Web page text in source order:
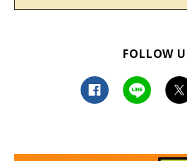
「褒めていく方
ーナーさんはすぐに性格を見抜いてく
になる前からトレーナーさんの教室に
FOLLOW